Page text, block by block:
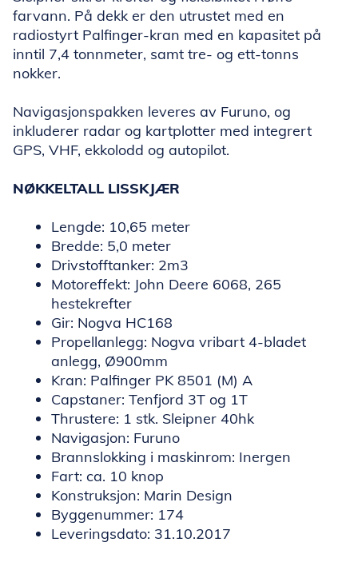
farvann. På dekk er den utrustet med en
radiostyrt Palfinger-kran med en kapasitet på
inntil 7,4 tonnmeter, samt tre- og ett-tonns
nokker.
Navigasjonspakken leveres av Furuno, og
inkluderer radar og kartplotter med integrert
GPS, VHF, ekkolodd og autopilot.
NØKKELTALL LISSKJÆR
Lengde: 10,65 meter
Bredde: 5,0 meter
Drivstofftanker: 2m3
Motoreffekt: John Deere 6068, 265
hestekrefter
Gir: Nogva HC168
Propellanlegg: Nogva vribart 4-bladet
anlegg, Ø900mm
Kran: Palfinger PK 8501 (M) A
Capstaner: Tenfjord 3T og 1T
Thrustere: 1 stk. Sleipner 40hk
Navigasjon: Furuno
Brannslokking i maskinrom: Inergen
Fart: ca. 10 knop
Konstruksjon: Marin Design
Byggenummer: 174
Leveringsdato: 31.10.2017